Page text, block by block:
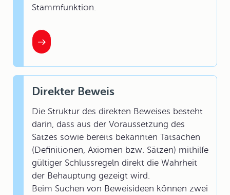
Stammfunktion.
Direkter Beweis
Die Struktur des direkten Beweises besteht
darin, dass aus der Voraussetzung des
Satzes sowie bereits bekannten Tatsachen
(Definitionen, Axiomen bzw. Sätzen) mithilfe
gültiger Schlussregeln direkt die Wahrheit
der Behauptung gezeigt wird.
Beim Suchen von Beweisideen können zwei